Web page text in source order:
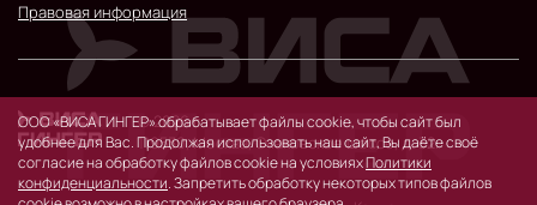
Правовая информация
© 2026 г.
119530, Москва, Очаковское шоссе, д. 32.
ООО «ВИСА ГИНГЕР» обрабатывает файлы cookie, чтобы сайт был
удобнее для Вас. Продолжая использовать наш сайт, Вы даёте своё
согласие на обработку файлов cookie на условияхПолитики
конфиденциальности. Запретить обработку некоторых типов файлов